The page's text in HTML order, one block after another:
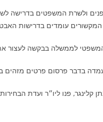
ולשרת המשפטים בדרישה
עומדים בדרישות
המשפטי לממשלה בבקשה
עמדה בדבר פרסום פרטים מזהים